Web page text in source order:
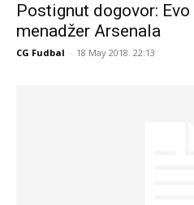
Postignut dogovor:
menadžer Arsenala
CG Fudbal - 18 May 2018. 22:13